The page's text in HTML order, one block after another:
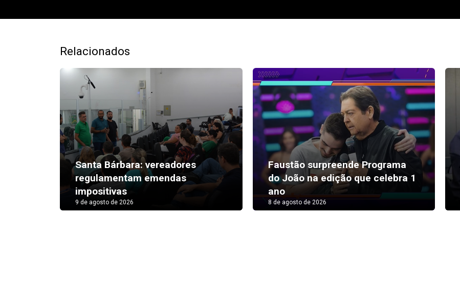
Relacionados
Santa Bárbara: vereadores
regulamentam emendas
impositivas
9 de agosto de 2026
Faustão surpreende Programa
do João na edição que celebra 1
ano
8 de agosto de 2026